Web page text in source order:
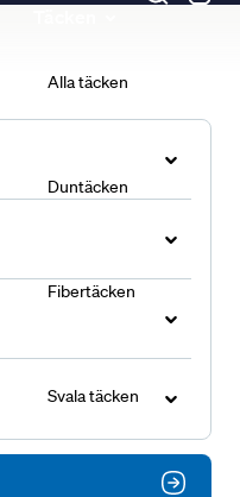
Alla täcken
Duntäcken
Fibertäcken
Svala täcken